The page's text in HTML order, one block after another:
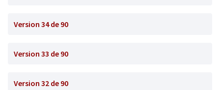
Version 34 de 90
Version 33 de 90
Version 32 de 90